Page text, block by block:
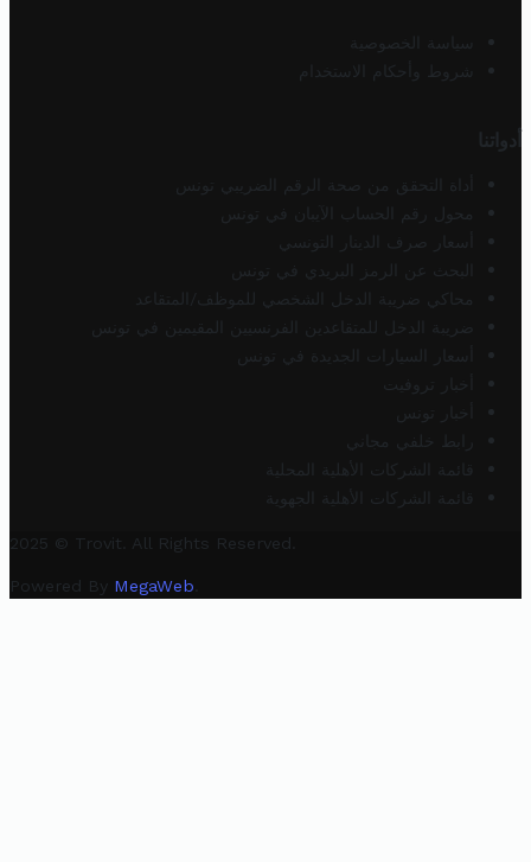
سياسة الخصوصية
شروط وأحكام الاستخدام
أدواتنا
أداة التحقق من صحة الرقم الضريبي تونس
محول رقم الحساب الآيبان في تونس
أسعار صرف الدينار التونسي
البحث عن الرمز البريدي في تونس
محاكي ضريبة الدخل الشخصي للموظف/المتقاعد
ضريبة الدخل للمتقاعدين الفرنسيين المقيمين في تونس
أسعار السيارات الجديدة في تونس
أخبار تروفيت
أخبار تونس
رابط خلفي مجاني
قائمة الشركات الأهلية المحلية
قائمة الشركات الأهلية الجهوية
2025 © Trovit. All Rights Reserved.
Powered By MegaWeb